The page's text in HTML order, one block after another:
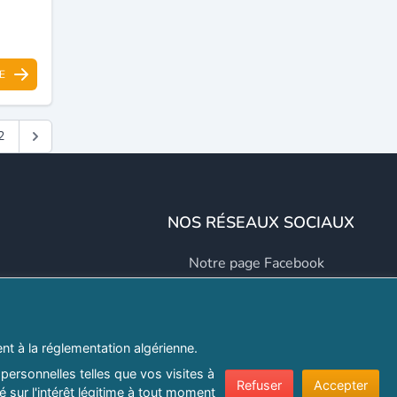
NOS RÉSEAUX SOCIAUX
Notre page Facebook
Notre page Twitter
à la réglementation algérienne.
telles que vos visites à
sur l'intérêt légitime à tout moment
Refuser Accepter